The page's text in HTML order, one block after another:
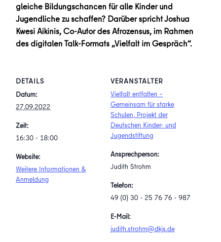
gleiche Bildungschancen für alle Kinder und
Jugendliche zu schaffen? Darüber spricht Joshua
Kwesi Aikinis, Co-Autor des Afrozensus, im Rahmen
des digitalen Talk-Formats „Vielfalt im Gespräch“.
DETAILS
Datum:
27.09.2022
Zeit:
16:30 - 18:00
Website:
Weitere Informationen &
Anmeldung
VERANSTALTER
Vielfalt entfalten –
Gemeinsam für starke
Schulen, Projekt der
Deutschen Kinder- und
Jugendstiftung
Ansprechperson:
Judith Strohm
Telefon:
49 (0) 30 - 25 76 76 - 987
E-Mail:
judith.strohm@dkjs.de